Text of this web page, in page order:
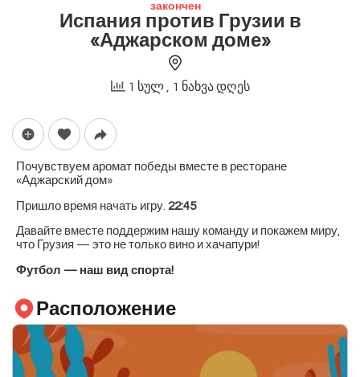
закончен
Испания против Грузии в
«Аджарском доме»
1 სულ , 1 ნახვა დღეს
Почувствуем аромат победы вместе в ресторане
«Аджарский дом»
Пришло время начать игру. 22:45
Давайте вместе поддержим нашу команду и покажем миру,
что Грузия — это не только вино и хачапури!
Футбол — наш вид спорта!
Расположение